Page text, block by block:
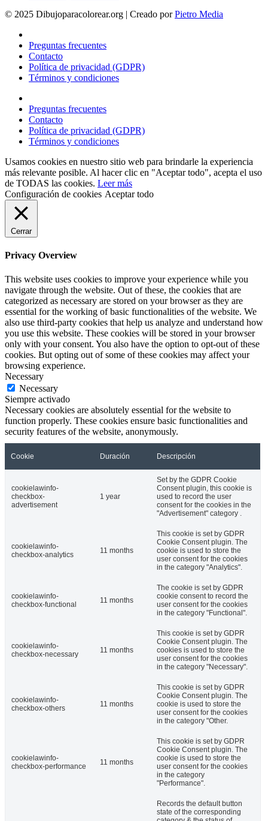
© 2025 Dibujoparacolorear.org | Creado porPietro Media
Preguntas frecuentes
Contacto
Política de privacidad (GDPR)
Términos y condiciones
Preguntas frecuentes
Contacto
Política de privacidad (GDPR)
Términos y condiciones
Usamos cookies en nuestro sitio web para brindarle la experiencia
más relevante posible. Al hacer clic en "Aceptar todo", acepta el uso
de TODAS las cookies. Leer más
Configuración de cookies Aceptar todo
Cerrar
Privacy Overview
This website uses cookies to improve your experience while you
navigate through the website. Out of these, the cookies that are
categorized as necessary are stored on your browser as they are
essential for the working of basic functionalities of the website. We
also use third-party cookies that help us analyze and understand how
you use this website. These cookies will be stored in your browser
only with your consent. You also have the option to opt-out of these
cookies. But opting out of some of these cookies may affect your
browsing experience.
Necessary
Necessary
Siempre activado
Necessary cookies are absolutely essential for the website to
function properly. These cookies ensure basic functionalities and
security features of the website, anonymously.
Cookie Duración Descripción
cookielawinfo-
checkbox-
advertisement
1 year
Set by the GDPR Cookie
Consent plugin, this cookie is
used to record the user
consent for the cookies in the
"Advertisement" category .
cookielawinfo-
checkbox-analytics
11 months
This cookie is set by GDPR
Cookie Consent plugin. The
cookie is used to store the
user consent for the cookies
in the category "Analytics".
cookielawinfo-
checkbox-functional
11 months
The cookie is set by GDPR
cookie consent to record the
user consent for the cookies
in the category "Functional".
cookielawinfo-
checkbox-necessary
11 months
This cookie is set by GDPR
Cookie Consent plugin. The
cookies is used to store the
user consent for the cookies
in the category "Necessary".
cookielawinfo-
checkbox-others
11 months
This cookie is set by GDPR
Cookie Consent plugin. The
cookie is used to store the
user consent for the cookies
in the category "Other.
cookielawinfo-
checkbox-performance
11 months
This cookie is set by GDPR
Cookie Consent plugin. The
cookie is used to store the
user consent for the cookies
in the category
"Performance".
Records the default button
state of the corresponding